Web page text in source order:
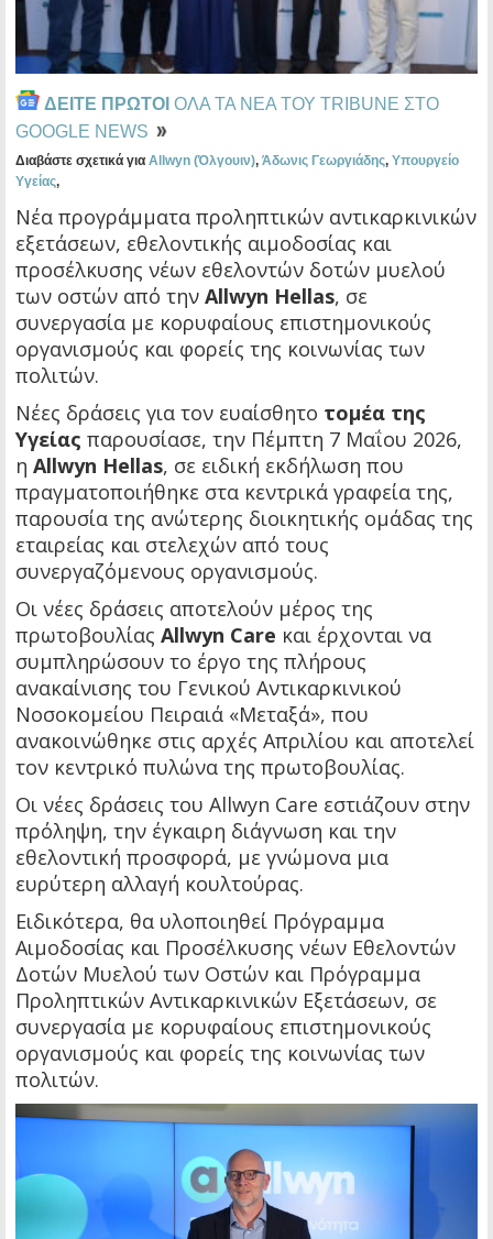
ΔΕΙΤΕ ΠΡΩΤΟΙ ΟΛΑ ΤΑ ΝΕΑ ΤΟΥ TRIBUNE ΣΤΟ
GOOGLE NEWS
Διαβάστε σχετικά για Allwyn (Όλγουιν), Άδωνις Γεωργιάδης, Υπουργείο
Υγείας,
Νέα προγράμματα προληπτικών αντικαρκινικών
εξετάσεων, εθελοντικής αιμοδοσίας και
προσέλκυσης νέων εθελοντών δοτών μυελού
των οστών από την Allwyn Hellas, σε
συνεργασία με κορυφαίους επιστημονικούς
οργανισμούς και φορείς της κοινωνίας των
πολιτών.
Νέες δράσεις για τον ευαίσθητο τομέα της
Υγείας παρουσίασε, την Πέμπτη 7 Μαΐου 2026,
η Allwyn Hellas, σε ειδική εκδήλωση που
πραγματοποιήθηκε στα κεντρικά γραφεία της,
παρουσία της ανώτερης διοικητικής ομάδας της
εταιρείας και στελεχών από τους
συνεργαζόμενους οργανισμούς.
Οι νέες δράσεις αποτελούν μέρος της
πρωτοβουλίας Allwyn Care και έρχονται να
συμπληρώσουν το έργο της πλήρους
ανακαίνισης του Γενικού Αντικαρκινικού
Νοσοκομείου Πειραιά «Μεταξά», που
ανακοινώθηκε στις αρχές Απριλίου και αποτελεί
τον κεντρικό πυλώνα της πρωτοβουλίας.
Οι νέες δράσεις του Allwyn Care εστιάζουν στην
πρόληψη, την έγκαιρη διάγνωση και την
εθελοντική προσφορά, με γνώμονα μια
ευρύτερη αλλαγή κουλτούρας.
Ειδικότερα, θα υλοποιηθεί Πρόγραμμα
Αιμοδοσίας και Προσέλκυσης νέων Εθελοντών
Δοτών Μυελού των Οστών και Πρόγραμμα
Προληπτικών Αντικαρκινικών Εξετάσεων, σε
συνεργασία με κορυφαίους επιστημονικούς
οργανισμούς και φορείς της κοινωνίας των
πολιτών.